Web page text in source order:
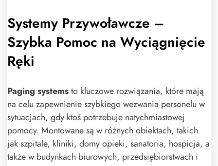
Systemy Przywoławcze –
Szybka Pomoc na Wyciągnięcie
Ręki
Paging systems to kluczowe rozwiązania, które mają
na celu zapewnienie szybkiego wezwania personelu w
sytuacjach, gdy ktoś potrzebuje natychmiastowej
pomocy. Montowane są w różnych obiektach, takich
jak szpitale, kliniki, domy opieki, sanatoria, hospicja, a
także w budynkach biurowych, przedsiębiorstwach i